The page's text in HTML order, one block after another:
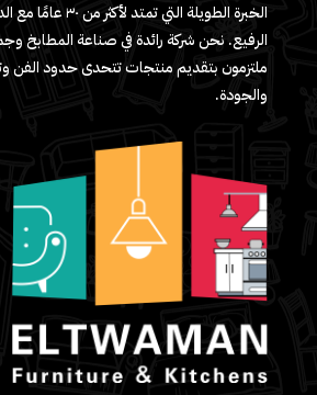
الخبرة الطويلة التي
الرفيع. نحن شركة رائدة في صناعة المطابخ
ملتزمون بتقديم منتجات تتحدى حدود الفن
والجودة.